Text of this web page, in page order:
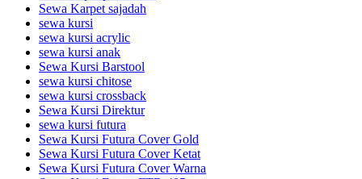
Sewa Karpet sajadah
sewa kursi
sewa kursi acrylic
sewa kursi anak
Sewa Kursi Barstool
sewa kursi chitose
sewa kursi crossback
Sewa Kursi Direktur
sewa kursi futura
Sewa Kursi Futura Cover Gold
Sewa Kursi Futura Cover Ketat
Sewa Kursi Futura Cover Warna